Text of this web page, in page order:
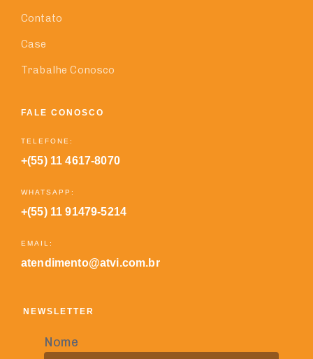
Contato
Case
Trabalhe Conosco
FALE CONOSCO
TELEFONE:
+(55) 11 4617-8070
WHATSAPP:
+(55) 11 91479-5214
EMAIL:
atendimento@atvi.com.br
NEWSLETTER
Nome